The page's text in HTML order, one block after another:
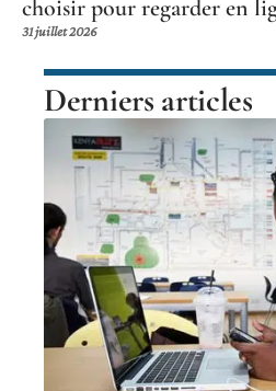
choisir pour regarder en
31 juillet 2026
Derniers articles